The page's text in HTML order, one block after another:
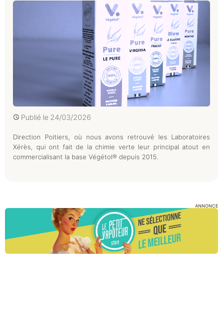
Publié le 24/03/2026
Direction Poitiers, où nous avons retrouvé les Laboratoires
Xérès, qui ont fait de la chimie verte leur principal atout en
commercialisant la base Végétol® depuis 2015.
ANNONCE